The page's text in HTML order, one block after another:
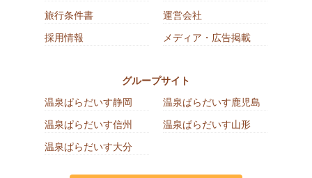
旅行条件書
運営会社
採用情報
メディア・広告掲載
グループサイト
温泉ぱらだいす静岡
温泉ぱらだいす鹿児島
温泉ぱらだいす信州
温泉ぱらだいす山形
温泉ぱらだいす大分